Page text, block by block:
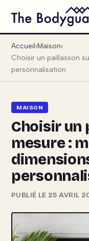
Accueil Maison
Choisir un paillasson
personnalisation
MAISON
Choisir un
mesure :
PUBLIÉ LE 25 AVRIL